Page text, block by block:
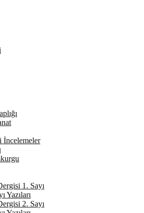
İncelemeler
1. Sayı
Yazıları
2. Sayı